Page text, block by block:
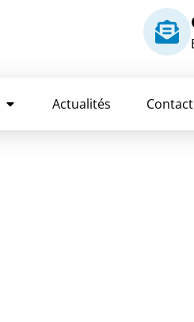
Actualités Contact